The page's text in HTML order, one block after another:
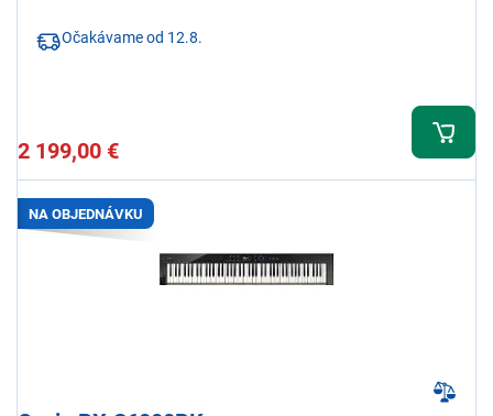
Očakávame od 12.8.
2 199,00 €
NA OBJEDNÁVKU